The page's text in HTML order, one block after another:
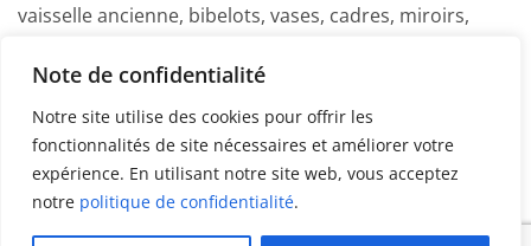
Note de confidentialité
Notre site utilise des cookies pour offrir les
fonctionnalités de site nécessaires et améliorer votre
expérience. En utilisant notre site web, vous acceptez
notre politique de confidentialité.
vaisselle ancienne, bibelots, vases, cadres, miroirs,
Marine
PayPal AmericanMasterCard
Visa